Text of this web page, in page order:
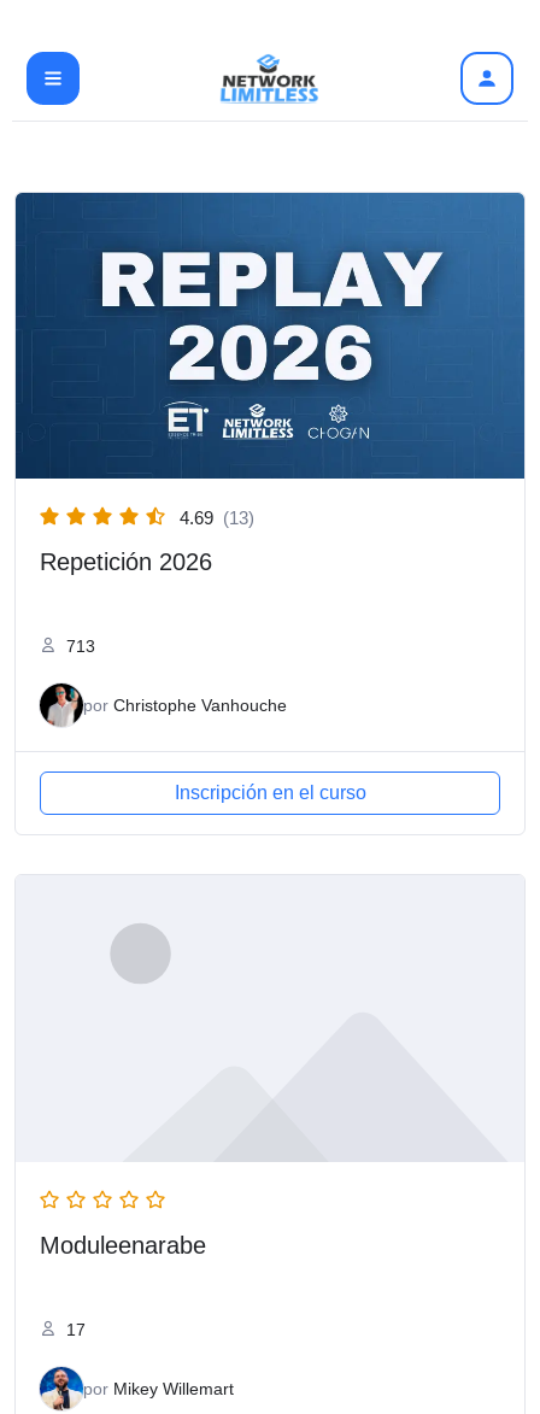
Ir
al
contenido
4.69 (13)
Repetición 2026
713
por Christophe Vanhouche
Inscripción en el curso
Moduleenarabe
17
por Mikey Willemart